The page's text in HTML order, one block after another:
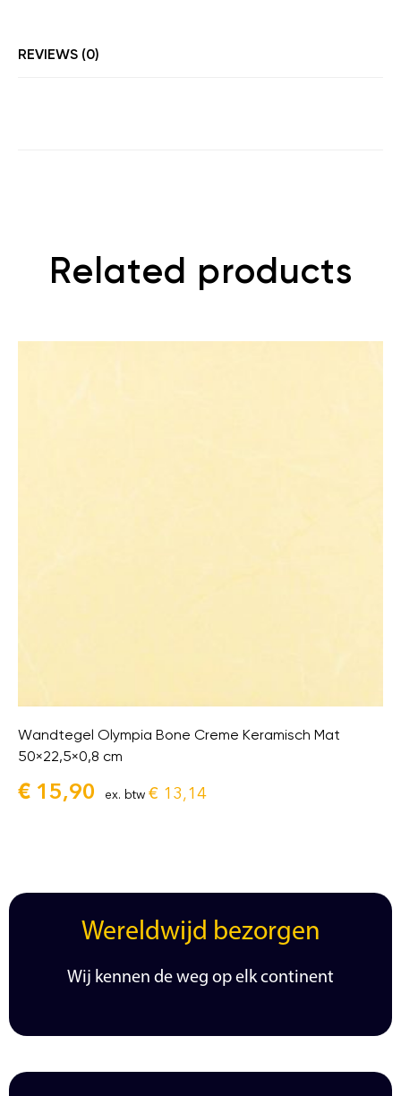
REVIEWS (0)
Related products
Wandtegel Olympia Bone Creme Keramisch Mat
50×22,5×0,8 cm
€ 15,90 ex. btw € 13,14
Wereldwijd bezorgen
Wij kennen de weg op elk continent